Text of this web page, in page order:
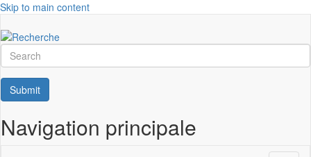
Skip to main content
Search
Submit
Navigation principale